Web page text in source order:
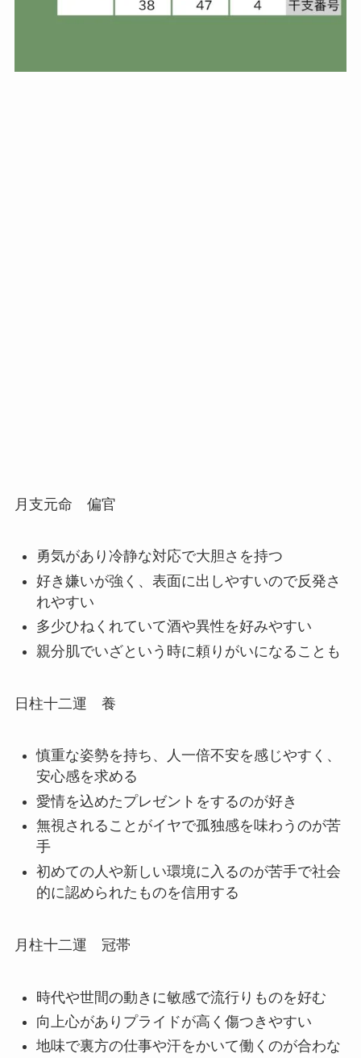
月支元命 偏官
勇気があり冷静な対応で大胆さを持つ
好き嫌いが強く、表面に出しやすいので反発さ
れやすい
多少ひねくれていて酒や異性を好みやすい
親分肌でいざという時に頼りがいになることも
日柱十二運 養
慎重な姿勢を持ち、人一倍不安を感じやすく、
安心感を求める
愛情を込めたプレゼントをするのが好き
無視されることがイヤで孤独感を味わうのが苦
手
初めての人や新しい環境に入るのが苦手で社会
的に認められたものを信用する
月柱十二運 冠帯
時代や世間の動きに敏感で流行りものを好む
向上心がありプライドが高く傷つきやすい
地味で裏方の仕事や汗をかいて働くのが合わな